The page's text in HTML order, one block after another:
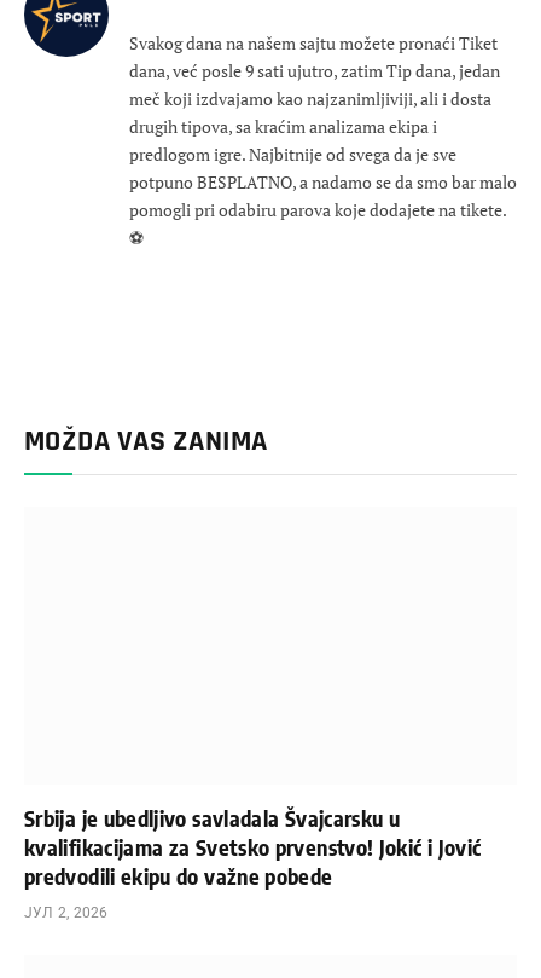
Svakog dana na našem sajtu možete pronaći Tiket
dana, već posle 9 sati ujutro, zatim Tip dana, jedan
meč koji izdvajamo kao najzanimljiviji, ali i dosta
drugih tipova, sa kraćim analizama ekipa i
predlogom igre. Najbitnije od svega da je sve
potpuno BESPLATNO, a nadamo se da smo bar malo
pomogli pri odabiru parova koje dodajete na tikete.
⚽
MOŽDA VAS ZANIMA
Srbija je ubedljivo savladala Švajcarsku u
kvalifikacijama za Svetsko prvenstvo! Jokić i Jović
predvodili ekipu do važne pobede
ЈУЛ 2, 2026